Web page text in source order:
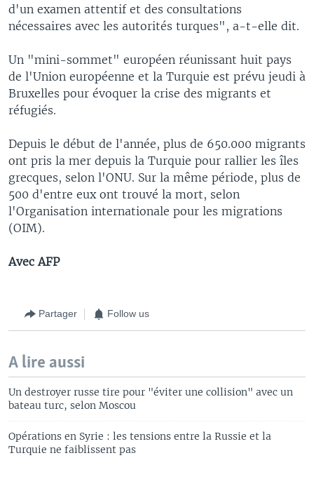
d'un examen attentif et des consultations
nécessaires avec les autorités turques", a-t-elle dit.
Un "mini-sommet" européen réunissant huit pays
de l'Union européenne et la Turquie est prévu jeudi à
Bruxelles pour évoquer la crise des migrants et
réfugiés.
Depuis le début de l'année, plus de 650.000 migrants
ont pris la mer depuis la Turquie pour rallier les îles
grecques, selon l'ONU. Sur la même période, plus de
500 d'entre eux ont trouvé la mort, selon
l'Organisation internationale pour les migrations
(OIM).
Avec AFP
Partager Follow us
A lire aussi
Un destroyer russe tire pour "éviter une collision" avec un
bateau turc, selon Moscou
Opérations en Syrie : les tensions entre la Russie et la
Turquie ne faiblissent pas